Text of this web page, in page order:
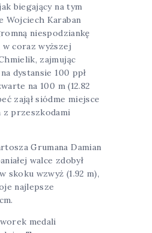
biegający na tym
Wojciech Karaban
niespodziankę
w coraz wyższej
zajmując
dystansie 100 ppł
na 100 m (12.82
zajął siódme miejsce
z przeszkodami
Grumana Damian
walce zdobył
skoku wzwyż (1.92 m),
najlepsze
medali